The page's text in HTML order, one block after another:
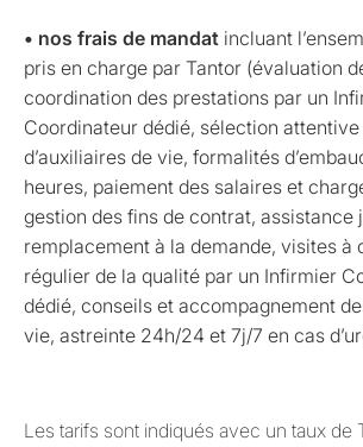
• nos frais de mandat incluant
pris en charge par Tantor (évaluation
coordination des prestations par un
Coordinateur dédié, sélection
d’auxiliaires de vie, formalités
heures, paiement des salaires et
gestion des fins de contrat, assistance
remplacement à la demande, visites à
régulier de la qualité par un Infirmier
dédié, conseils et accompagnement
vie, astreinte 24h/24 et 7j/7 en cas
Les tarifs sont indiqués avec un taux de